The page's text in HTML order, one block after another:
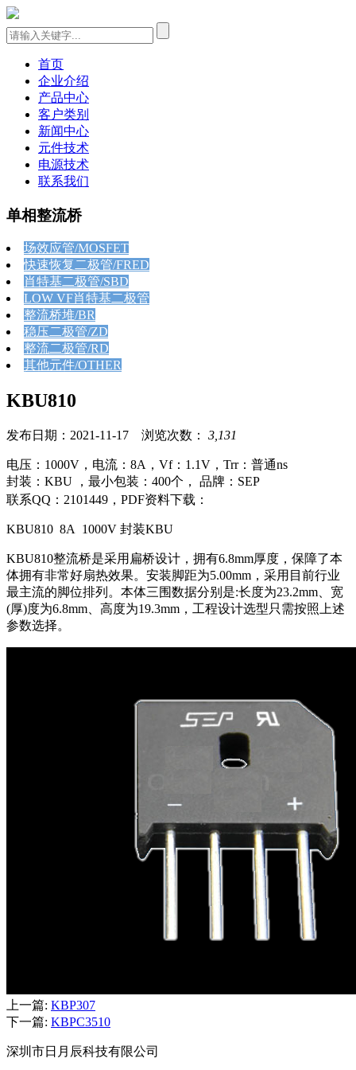
首页
企业介绍
产品中心
客户类别
新闻中心
元件技术
电源技术
联系我们
单相整流桥
场效应管/MOSFET
快速恢复二极管/FRED
肖特基二极管/SBD
LOW VF肖特基二极管
整流桥堆/BR
稳压二极管/ZD
整流二极管/RD
其他元件/OTHER
KBU810
发布日期：2021-11-17 浏览次数： 3,131
电压：1000V，电流：8A，Vf：1.1V，Trr：普通ns
封装：KBU ，最小包装：400个， 品牌：SEP
联系QQ：2101449，PDF资料下载：
KBU810 8A 1000V 封装KBU
KBU810整流桥是采用扁桥设计，拥有6.8mm厚度，保障了本
体拥有非常好扇热效果。安装脚距为5.00mm，采用目前行业
最主流的脚位排列。本体三围数据分别是:长度为23.2mm、宽
(厚)度为6.8mm、高度为19.3mm，工程设计选型只需按照上述
参数选择。
上一篇: KBP307
下一篇: KBPC3510
深圳市日月辰科技有限公司